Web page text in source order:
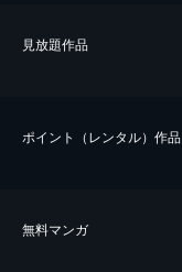
⾒放題作品
ポイント（レンタル）作品
無料マンガ